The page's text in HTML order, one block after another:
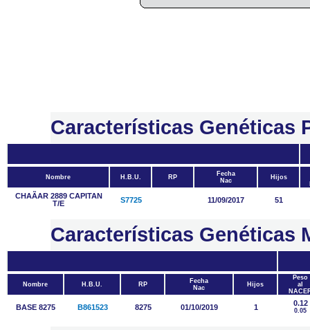
Características Genéticas
Nombre H.B.U. RP
Fecha
Nac
Hijos
CHAÃAR 2889 CAPITAN
T/E
S7725 11/09/2017 51
Características Genéticas
Nombre H.B.U. RP
Fecha
Nac
Hijos
Peso
al
BASE 8275 B861523 8275 01/10/2019 1 0.12
0.05